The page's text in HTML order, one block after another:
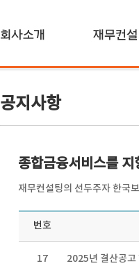
공지사항
종합금융서비스를
재무컨설팅의 선두주자 한국
번호
17 2025년 결산공